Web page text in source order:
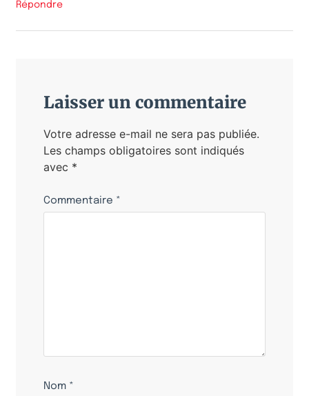
Répondre
Laisser un commentaire
Votre adresse e-mail ne sera pas publiée.
Les champs obligatoires sont indiqués
avec *
Commentaire *
Nom *